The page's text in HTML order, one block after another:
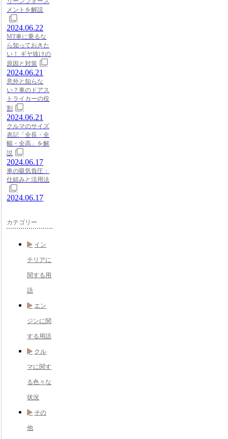
メントを解説
2024.06.22
MT車に乗るな
ら知っておきた
い！ ギヤ抜けの
原因と対策
2024.06.21
意外と知らな
い？車のドアス
トライカーの役
割
2024.06.21
クルマのサイズ
表記「全長・全
幅・全高」を解
説
2024.06.17
車の吸気負圧：
仕組みと活用法
2024.06.17
カテゴリー
イン
テリアに
関する用
語
エン
ジンに関
する用語
クル
マに関す
る色々な
状況
その
他